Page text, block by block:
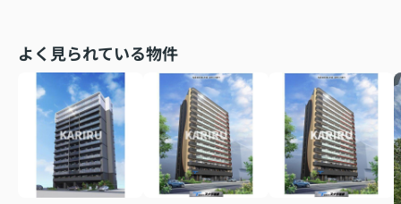
よく見られている物件